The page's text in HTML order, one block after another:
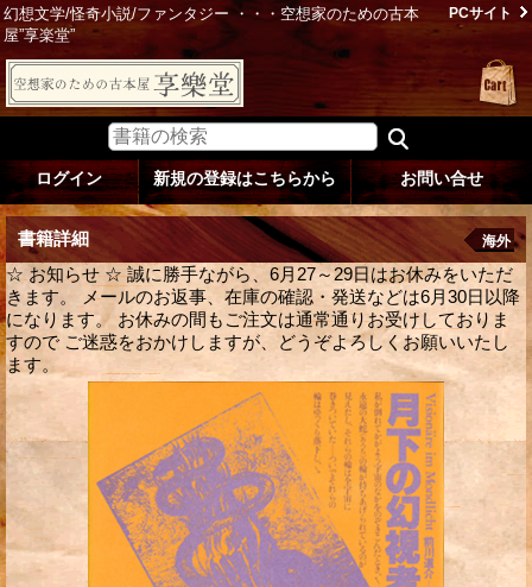
幻想文学/怪奇小説/ファンタジー ・・・空想家のための古本
屋”享楽堂”
PCサイト
ログイン 新規の登録はこちらから お問い合せ
書籍詳細 海外
☆ お知らせ ☆ 誠に勝手ながら、6月27～29日はお休みをいただ
きます。 メールのお返事、在庫の確認・発送などは6月30日以降
になります。 お休みの間もご注文は通常通りお受けしておりま
すので ご迷惑をおかけしますが、どうぞよろしくお願いいたし
ます。